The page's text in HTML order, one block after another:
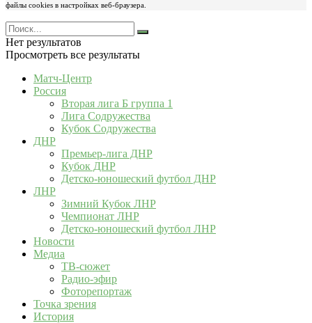
файлы cookies в настройках веб-браузера.
Нет результатов
Просмотреть все результаты
Матч-Центр
Россия
Вторая лига Б группа 1
Лига Содружества
Кубок Содружества
ДНР
Премьер-лига ДНР
Кубок ДНР
Детско-юношеский футбол ДНР
ЛНР
Зимний Кубок ЛНР
Чемпионат ЛНР
Детско-юношеский футбол ЛНР
Новости
Медиа
ТВ-сюжет
Радио-эфир
Фоторепортаж
Точка зрения
История